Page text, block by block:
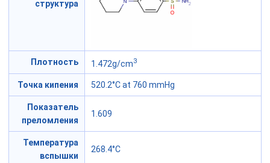
структура
Плотность 1.472g/cm3
Точка кипения 520.2°C at 760 mmHg
Показатель
преломления
1.609
Температура
вспышки
268.4°C